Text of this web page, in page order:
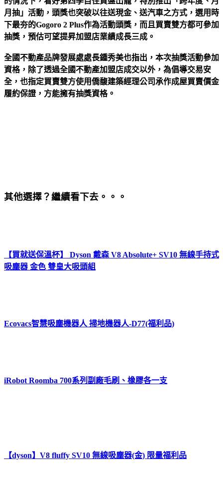
月抽」活動，頭獎也突破以往送現金、送汽車之方式，選用時
下最夯的Gogoro 2 Plus作為活動頭獎，而且買賣雙方都可參加
抽獎，預估可望提昇加盟店業績成長三成。
全國不動產品牌發展處處長鍾秀美也指出，本次抽獎活動參加
資格，除了透過全國不動產加盟店成交以外，為倡導交易安
全，也指定買賣雙方使用僑馥建築經理公司承作成屋買賣價金
履約保證，方能擁有抽獎資格。
其他選擇？繼續看下去。。。
【買就送保溫杯】 Dyson 戴森 V8 Absolute+ SV10 無線手持式
吸塵器 金色 雙皇大吸頭組
Ecovacs智慧吸塵機器人 掃地機器人-D77(福利品)
iRobot Roomba 700系列副廠毛刷、橡膠各一支
【dyson】V8 fluffy SV10 無線吸塵器(金) 限量福利品